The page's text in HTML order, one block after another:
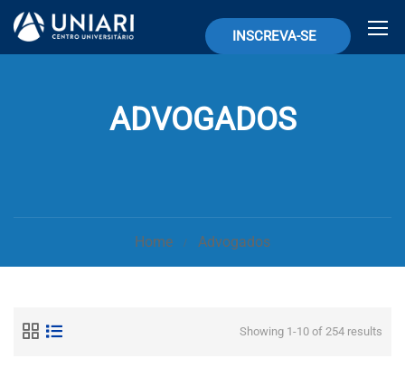
INSCREVA-SE
ADVOGADOS
Home Advogados
Showing 1-10 of 254 results